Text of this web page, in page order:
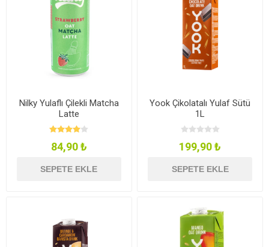
Nilky Yulaflı Çilekli Matcha
Latte
84,90 ₺
SEPETE EKLE
Yook Çikolatalı Yulaf Sütü
1L
199,90 ₺
SEPETE EKLE